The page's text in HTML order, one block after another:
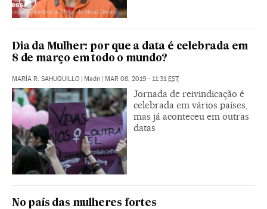
Dia da Mulher: por que a data é celebrada em
8 de março em todo o mundo?
MARÍA R. SAHUQUILLO | Madri | MAR 08, 2019 - 11:31EST
Jornada de reivindicação é
celebrada em vários países,
mas já aconteceu em outras
datas
No país das mulheres fortes